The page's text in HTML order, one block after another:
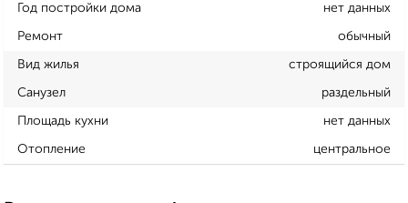
Год постройки дома нет данных
Ремонт обычный
Вид жилья строящийся дом
Санузел раздельный
Площадь кухни нет данных
Отопление центральное